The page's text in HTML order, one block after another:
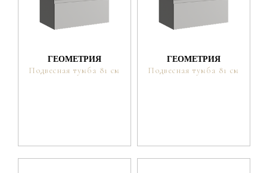
ГЕОМЕТРИЯ
Подвесная тумба 81 см
ГЕОМЕТРИЯ
Подвесная тумба 81 см